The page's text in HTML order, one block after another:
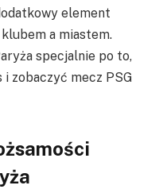
element
a miastem.
specjalnie po to,
zobaczyć mecz PSG